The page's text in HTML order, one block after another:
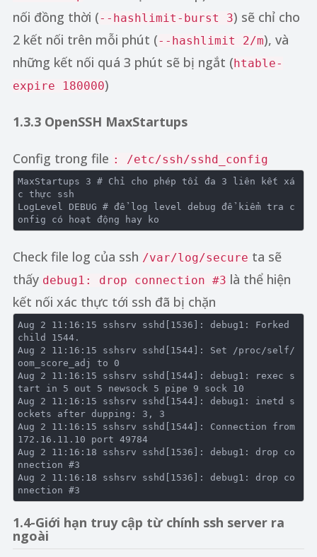
nối đồng thời (--hashlimit-burst 3) sẽ chỉ cho
2 kết nối trên mỗi phút (--hashlimit 2/m), và
những kết nối quá 3 phút sẽ bị ngắt (htable-
expire 180000)
1.3.3 OpenSSH MaxStartups
Config trong file : /etc/ssh/sshd_config
MaxStartups 3
# Chỉ cho phép tối đa 3 liên kết xá
c thực ssh
LogLevel DEBUG # để log level debug để kiểm tra c
onfig có hoạt động hay ko
Check file log của ssh /var/log/secure ta sẽ
thấy debug1: drop connection #3 là thể hiện
kết nối xác thực tới ssh đã bị chặn
Aug 2 11:16:15 sshsrv sshd[1536]: debug1: Forked
child 1544.
Aug 2 11:16:15 sshsrv sshd[1544]: Set /proc/self /
oom_score_adj to
0
Aug 2 11 : 16 : 15 sshsrv sshd[ 1544]: debug1: rexec s
tart
in 5 out 5 newsock 5 pipe 9 sock 10
Aug 2 11 : 16 : 15 sshsrv sshd[ 1544]: debug1: inetd s
ockets after dupping: 3 , 3
Aug 2 11 : 16 : 15 sshsrv sshd[ 1544]: Connection
from
172.16 .11 .10 port 49784
Aug 2 11 : 16 : 18 sshsrv sshd[ 1536 ]: debug1: drop
co
nnection #3
Aug 2 11 : 16 : 18 sshsrv sshd[ 1536 ]: debug1: drop
co
nnection #3
1.4-Giới hạn truy cập từ chính ssh server ra
ngoài